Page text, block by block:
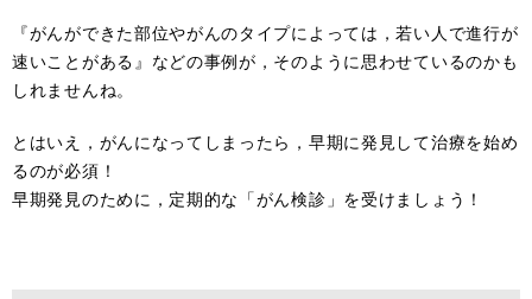
『がんができた部位やがんのタイプによっては，若い人で進行が
速いことがある』などの事例が，そのように思わせているのかも
しれませんね。
とはいえ，がんになってしまったら，早期に発見して治療を始め
るのが必須！
早期発見のために，定期的な「がん検診」を受けましょう！